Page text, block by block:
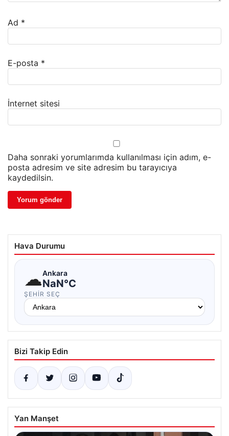
Ad *
E-posta *
İnternet sitesi
Daha sonraki yorumlarımda kullanılması için adım, e-
posta adresim ve site adresim bu tarayıcıya
kaydedilsin.
Hava Durumu
☁Ankara
NaN°C
ŞEHIR SEÇ
Bizi Takip Edin
Yan Manşet